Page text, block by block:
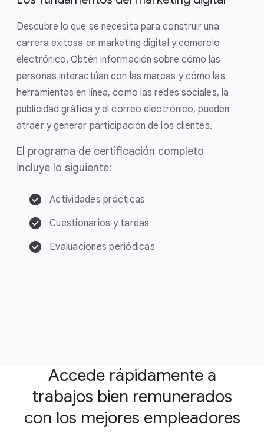
Descubre lo que se necesita para construir una
carrera exitosa en marketing digital y comercio
electrónico. Obtén información sobre cómo las
personas interactúan con las marcas y cómo las
herramientas en línea, como las redes sociales, la
publicidad gráfica y el correo electrónico, pueden
atraer y generar participación de los clientes.
El programa de certificación completo
incluye lo siguiente:
Actividades prácticas
Cuestionarios y tareas
Evaluaciones periódicas
Accede rápidamente a
trabajos bien remunerados
con los mejores empleadores